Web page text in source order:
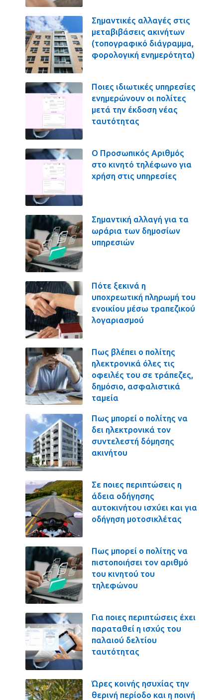
Σημαντικές αλλαγές στις
μεταβιβάσεις ακινήτων
(τοπογραφικό διάγραμμα,
φορολογική ενημερότητα)
Ποιες ιδιωτικές υπηρεσίες
ενημερώνουν οι πολίτες
μετά την έκδοση νέας
ταυτότητας
Ο Προσωπικός Αριθμός
στο κινητό τηλέφωνο για
χρήση στις υπηρεσίες
Σημαντική αλλαγή για τα
ωράρια των δημοσίων
υπηρεσιών
Πότε ξεκινά η
υποχρεωτική πληρωμή του
ενοικίου μέσω τραπεζικού
λογαριασμού
Πως βλέπει ο πολίτης
ηλεκτρονικά όλες τις
οφειλές του σε τράπεζες,
δημόσιο, ασφαλιστικά
ταμεία
Πως μπορεί ο πολίτης να
δει ηλεκτρονικά τον
συντελεστή δόμησης
ακινήτου
Σε ποιες περιπτώσεις η
άδεια οδήγησης
αυτοκινήτου ισχύει και για
οδήγηση μοτοσικλέτας
Πως μπορεί ο πολίτης να
πιστοποιήσει τον αριθμό
του κινητού του
τηλεφώνου
Για ποιες περιπτώσεις έχει
παραταθεί η ισχύς του
παλαιού δελτίου
ταυτότητας
Ώρες κοινής ησυχίας την
θερινή περίοδο και η ποινή